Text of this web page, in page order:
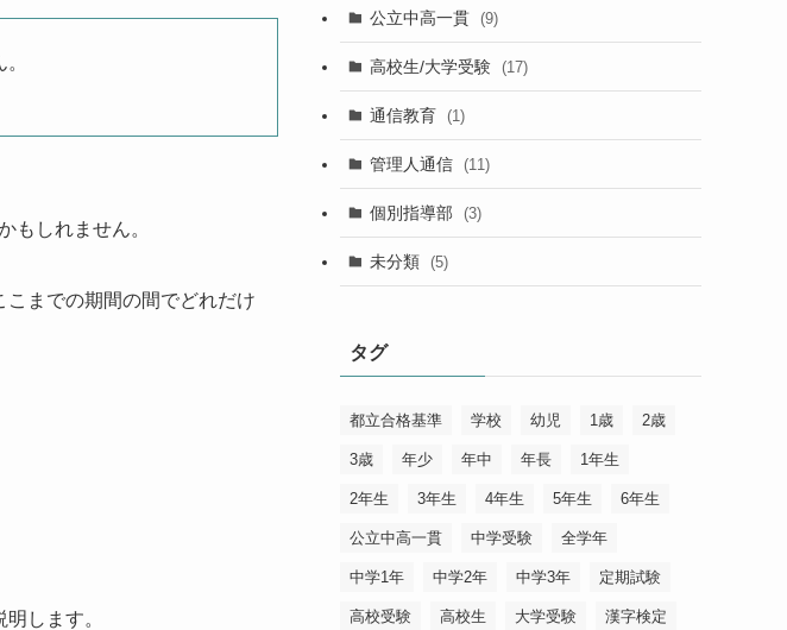
もしれません。
までの期間の間でどれだけ
します。
公立中高一貫 (9)
高校生/大学受験 (17)
通信教育 (1)
管理人通信 (11)
個別指導部 (3)
未分類 (5)
タグ
都立合格基準 学校 幼児 1歳 2歳
3歳 年少 年中 年長 1年生
2年生 3年生 4年生 5年生 6年生
公立中高一貫 中学受験 全学年
中学1年 中学2年 中学3年 定期試験
高校受験 高校生 大学受験 漢字検定